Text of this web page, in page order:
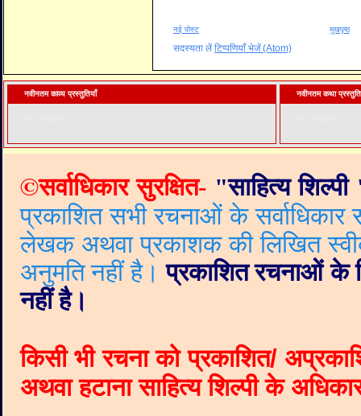
नई पोस्ट मुखपृष्ठ
सदस्यता लें टिप्पणियाँ भेजें (Atom)
नवीनतम काव्य प्रस्तुतियाँ नवीनतम कथा
©सर्वाधिकार सुरक्षित- "साहित्य शिल्पी
प्रकाशित सभी रचनाओं के
लेखक अथवा प्रकाशक की लिखित
अनुमति नहीं है। प्रकाशित रचनाओं के
नहीं है।
किसी भी रचना को प्रकाशित/
अथवा हटाना साहित्य शिल्पी के